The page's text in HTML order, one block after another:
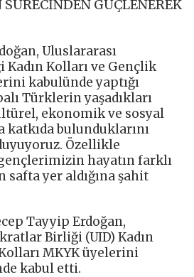
GÜÇLENEREK
Uluslararası
Kolları ve Gençlik
kabulünde yaptığı
Türklerin yaşadıkları
ekonomik ve sosyal
katkıda bulunduklarını
Özellikle
gençlerimizin hayatın farklı
safta yer aldığına şahit
Tayyip Erdoğan,
Birliği (UID) Kadın
MKYK üyelerini
kabul etti.